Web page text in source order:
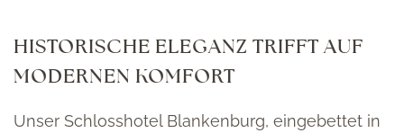
HISTORISCHE ELEGANZ TRIFFT AUF
MODERNEN KOMFORT
Unser Schlosshotel Blankenburg, eingebettet in